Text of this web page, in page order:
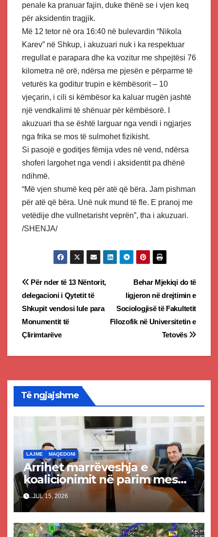
penale ka pranuar fajin, duke thënë se i vjen keq
për aksidentin tragjik.
Më 12 tetor në ora 16:40 në bulevardin “Nikola
Karev” në Shkup, i akuzuari nuk i ka respektuar
rregullat e parapara dhe ka vozitur me shpejtësi 76
kilometra në orë, ndërsa me pjesën e përparme të
veturës ka goditur trupin e këmbësorit – 10
vjeçarin, i cili si këmbësor ka kaluar rrugën jashtë
një vendkalimi të shënuar për këmbësorë. I
akuzuari tha se është larguar nga vendi i ngjarjes
nga frika se mos të sulmohet fizikisht.
Si pasojë e goditjes fëmija vdes në vend, ndërsa
shoferi largohet nga vendi i aksidentit pa dhënë
ndihmë.
“Më vjen shumë keq për atë që bëra. Jam pishman
për atë që bëra. Unë nuk mund të fle. E pranoj me
vetëdije dhe vullnetarisht veprën”, tha i akuzuari.
/SHENJA/
Post
navigation
Behar Mjekiqi do të
ligjeron në drejtimin e
Sociologjisë të Fakultetit
Filozofik në Universitetin e
Tetovës
Për nder të 13 Nëntorit,
delegacioni i Qytetit të
Shkupit vendosi lule para
Monumentit të
Çlirimtarëve
Të ngjajshme
LAJME MAQEDONI
Arrihet marrëveshja e
koalicionimit në parim mes
Kurtit dhe Abdixhikut
JUL 15, 2026